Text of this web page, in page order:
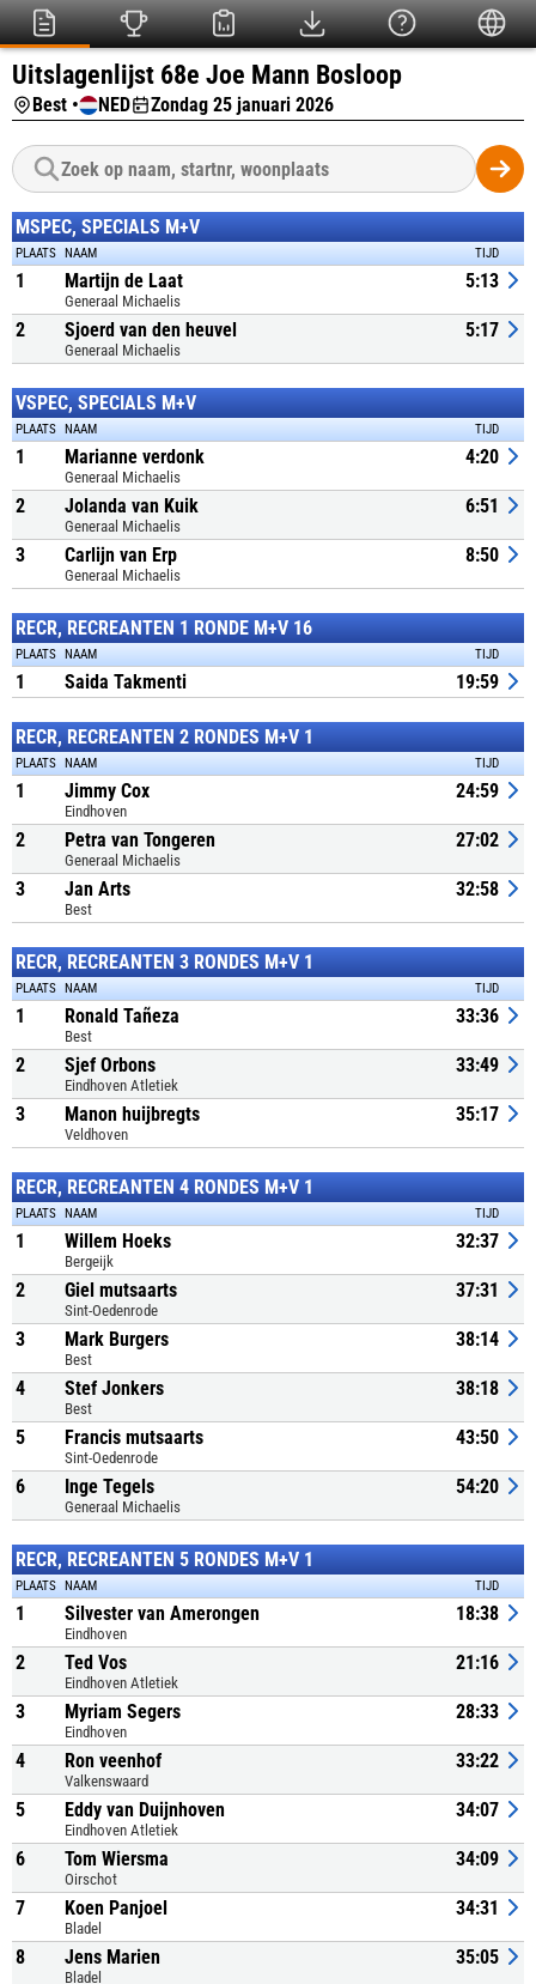
Uitslagenlijst 68e Joe Mann Bosloop
Best • NED Zondag 25 januari 2026
MSPEC, SPECIALS M+V
PLAATS NAAM TIJD
1 Martijn de Laat
Generaal Michaelis
5:13
2 Sjoerd van den heuvel
Generaal Michaelis
5:17
VSPEC, SPECIALS M+V
PLAATS NAAM TIJD
1 Marianne verdonk
Generaal Michaelis
4:20
2 Jolanda van Kuik
Generaal Michaelis
6:51
3 Carlijn van Erp
Generaal Michaelis
8:50
RECR, RECREANTEN 1 RONDE M+V 16
PLAATS NAAM TIJD
1 Saida Takmenti 19:59
RECR, RECREANTEN 2 RONDES M+V 1
PLAATS NAAM TIJD
1 Jimmy Cox
Eindhoven
24:59
2 Petra van Tongeren
Generaal Michaelis
27:02
3 Jan Arts
Best
32:58
RECR, RECREANTEN 3 RONDES M+V 1
PLAATS NAAM TIJD
1 Ronald Tañeza
Best
33:36
2 Sjef Orbons
Eindhoven Atletiek
33:49
3 Manon huijbregts
Veldhoven
35:17
RECR, RECREANTEN 4 RONDES M+V 1
PLAATS NAAM TIJD
1 Willem Hoeks
Bergeijk
32:37
2 Giel mutsaarts
Sint-Oedenrode
37:31
3 Mark Burgers
Best
38:14
4 Stef Jonkers
Best
38:18
5 Francis mutsaarts
Sint-Oedenrode
43:50
6 Inge Tegels
Generaal Michaelis
54:20
RECR, RECREANTEN 5 RONDES M+V 1
PLAATS NAAM TIJD
1 Silvester van Amerongen
Eindhoven
18:38
2 Ted Vos
Eindhoven Atletiek
21:16
3 Myriam Segers
Eindhoven
28:33
4 Ron veenhof
Valkenswaard
33:22
5 Eddy van Duijnhoven
Eindhoven Atletiek
34:07
6 Tom Wiersma
Oirschot
34:09
7 Koen Panjoel
Bladel
34:31
8 Jens Marien
Bladel
35:05